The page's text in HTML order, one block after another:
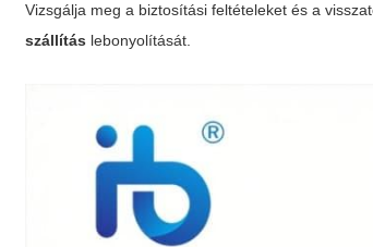
Vizsgálja meg a biztosítási feltételeket és a
szállítás lebonyolítását.